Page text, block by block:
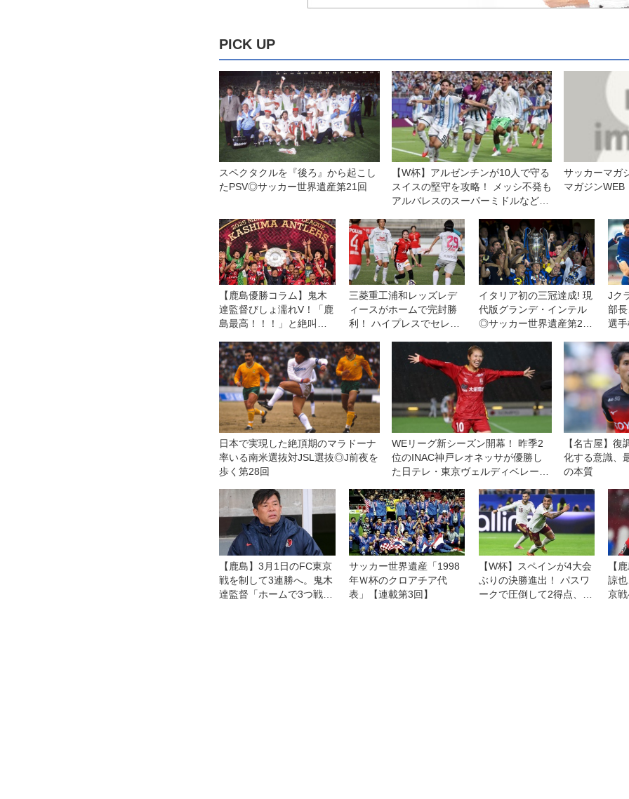
PICK UP
スペクタクルを『後ろ』から起こし
たPSV◎サッカー世界遺産第21回
【W杯】アルゼンチンが10人で守る
スイスの堅守を攻略！ メッシ不発も
アルバレスのスーパーミドルなどで
サッカーマガ
マガジンWEB
【鹿島優勝コラム】鬼木
達監督びしょ濡れV！「鹿
島最高！！！」と絶叫し
きた意味。「やっと一員
になれたかな」
三菱重工浦和レッズレデ
ィースがホームで完封勝
利！ ハイプレスでセレッ
スを攻守に圧倒◎WEリー
グ第11節
イタリア初の三冠達成! 現
代版グランデ・インテル
◎サッカー世界遺産第26
Jク
部
選手
日本で実現した絶頂期のマラドーナ
率いる南米選抜対JSL選抜◎J前夜を
歩く第28回
WEリーグ新シーズン開幕！ 昨季2
位のINAC神戸レオネッサが優勝し
た日テレ・東京ヴェルディベレーザ
【名古屋】
化する意識、
の本質
【鹿島】3月1日のFC東京
戦を制して3連勝へ。鬼木
達監督「ホームで3つ戦え
サッカー世界遺産「1998
年Ｗ杯のクロアチア代
表」【連載第3回】
【W杯】スペインが4大会
ぶりの決勝進出！ パスワ
ークで圧倒して2得点、エ
【
諒
京戦